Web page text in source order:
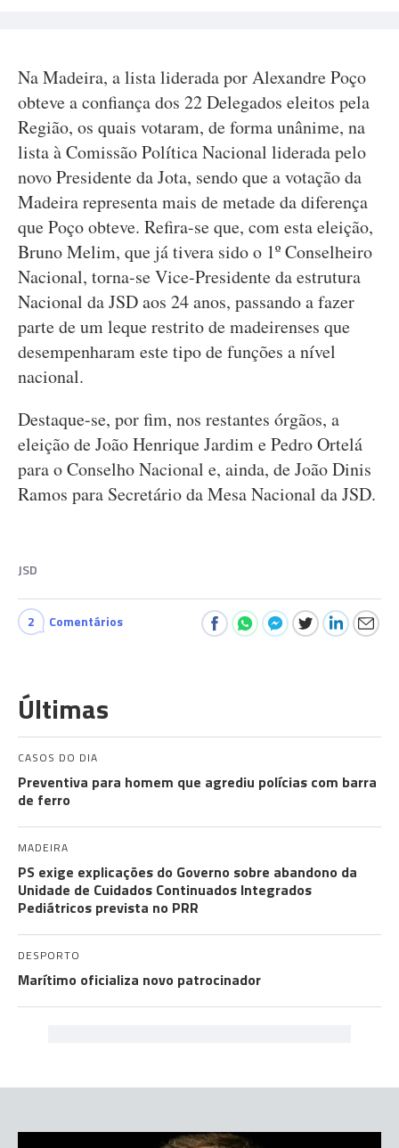
Na Madeira, a lista liderada por Alexandre Poço
obteve a confiança dos 22 Delegados eleitos pela
Região, os quais votaram, de forma unânime, na
lista à Comissão Política Nacional liderada pelo
novo Presidente da Jota, sendo que a votação da
Madeira representa mais de metade da diferença
que Poço obteve. Refira-se que, com esta eleição,
Bruno Melim, que já tivera sido o 1º Conselheiro
Nacional, torna-se Vice-Presidente da estrutura
Nacional da JSD aos 24 anos, passando a fazer
parte de um leque restrito de madeirenses que
desempenharam este tipo de funções a nível
nacional.
Destaque-se, por fim, nos restantes órgãos, a
eleição de João Henrique Jardim e Pedro Ortelá
para o Conselho Nacional e, ainda, de João Dinis
Ramos para Secretário da Mesa Nacional da JSD.
JSD
2 Comentários
Últimas
CASOS DO DIA
Preventiva para homem que agrediu polícias com barra
de ferro
MADEIRA
PS exige explicações do Governo sobre abandono da
Unidade de Cuidados Continuados Integrados
Pediátricos prevista no PRR
DESPORTO
Marítimo oficializa novo patrocinador